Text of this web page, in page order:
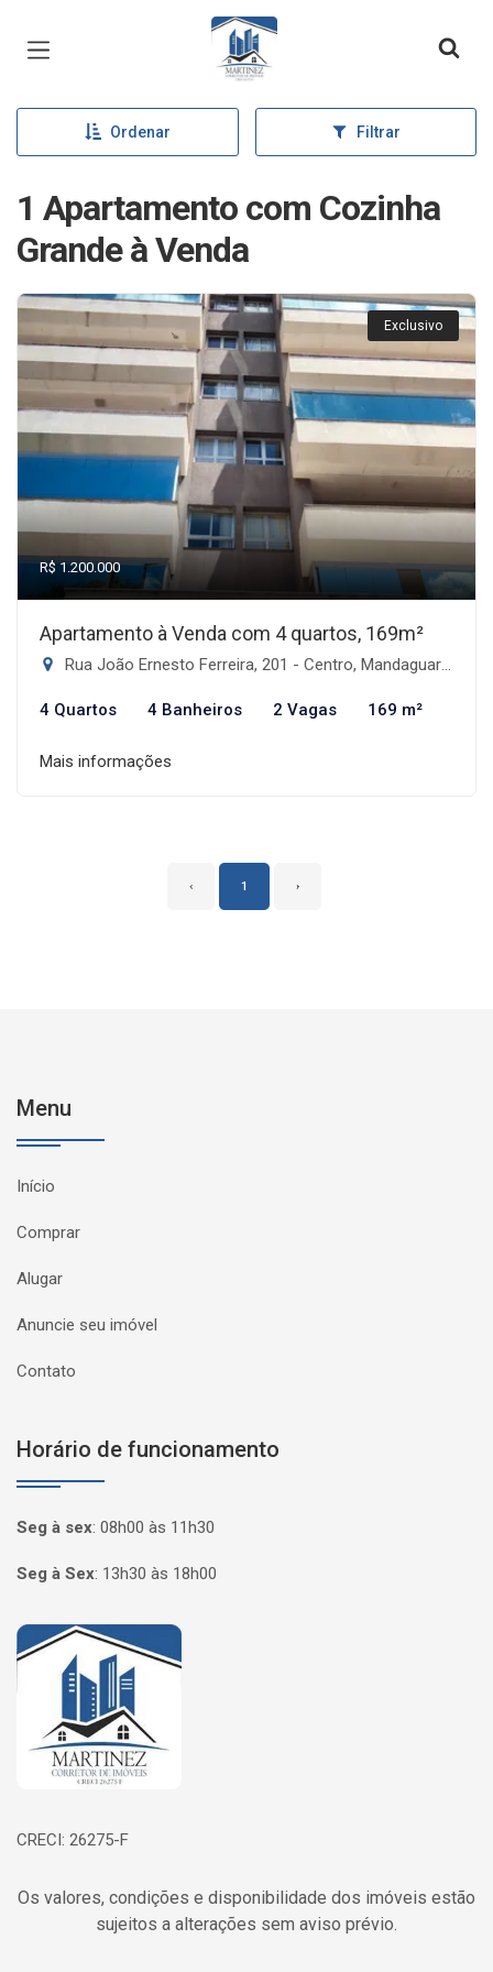
Página inicial
Ordenar Filtrar
1 Apartamento com Cozinha
Grande à Venda
Exclusivo
R$ 1.200.000
Apartamento à Venda com 4 quartos, 169m²
Rua João Ernesto Ferreira, 201 - Centro, Mandaguari-PR
4 Quartos 4 Banheiros 2 Vagas 169 m²
Mais informações
‹ 1 ›
Menu
Início
Comprar
Alugar
Anuncie seu imóvel
Contato
Horário de funcionamento
Seg à sex: 08h00 às 11h30
Seg à Sex: 13h30 às 18h00
Página inicial
CRECI: 26275-F
Os valores, condições e disponibilidade dos imóveis estão
sujeitos a alterações sem aviso prévio.